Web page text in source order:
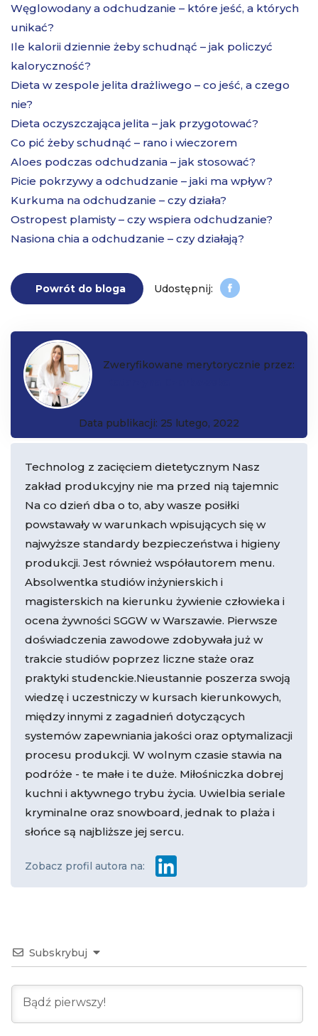
Węglowodany a odchudzanie – które jeść, a których
unikać?
Ile kalorii dziennie żeby schudnąć – jak policzyć
kaloryczność?
Dieta w zespole jelita drażliwego – co jeść, a czego
nie?
Dieta oczyszczająca jelita – jak przygotować?
Co pić żeby schudnąć – rano i wieczorem
Aloes podczas odchudzania – jak stosować?
Picie pokrzywy a odchudzanie – jaki ma wpływ?
Kurkuma na odchudzanie – czy działa?
Ostropest plamisty – czy wspiera odchudzanie?
Nasiona chia a odchudzanie – czy działają?
Powrót do bloga
Zweryfikowane merytorycznie przez:
Data publikacji: 25 lutego, 2022
Technolog z zacięciem dietetycznym Nasz
zakład produkcyjny nie ma przed nią tajemnic
Na co dzień dba o to, aby wasze posiłki
powstawały w warunkach wpisujących się w
najwyższe standardy bezpieczeństwa i higieny
produkcji. Jest również współautorem menu.
Absolwentka studiów inżynierskich i
magisterskich na kierunku żywienie człowieka i
ocena żywności SGGW w Warszawie. Pierwsze
doświadczenia zawodowe zdobywała już w
trakcie studiów poprzez liczne staże oraz
praktyki studenckie.Nieustannie poszerza swoją
wiedzę i uczestniczy w kursach kierunkowych,
między innymi z zagadnień dotyczących
systemów zapewniania jakości oraz optymalizacji
procesu produkcji. W wolnym czasie stawia na
podróże - te małe i te duże. Miłośniczka dobrej
kuchni i aktywnego trybu życia. Uwielbia seriale
kryminalne oraz snowboard, jednak to plaża i
słońce są najbliższe jej sercu.
Zobacz profil autora na:
Subskrybuj